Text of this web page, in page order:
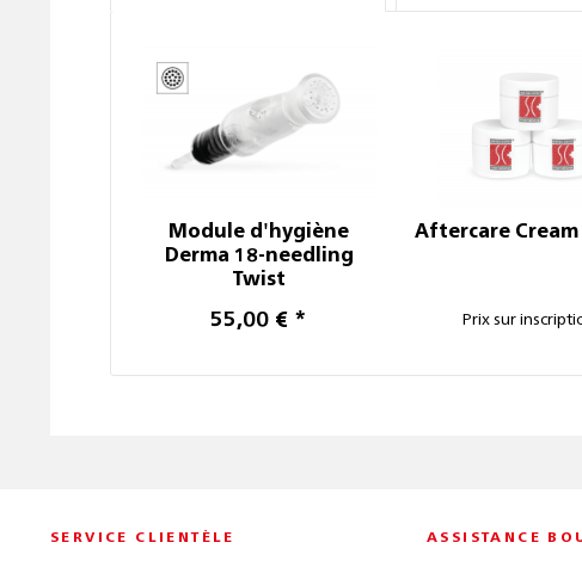
Module d'hygiène
Derma 18-needling
Twist
55,00 € *
Aftercare Cream
Prix sur
SERVICE CLIENTÈLE ASSISTANCE